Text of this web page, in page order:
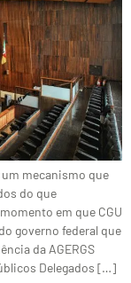
mecanismo que
do que
em que CGU
governo federal que
da AGERGS
Delegados […]